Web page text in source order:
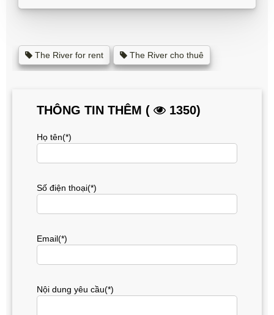
The River for rent The River cho thuê
THÔNG TIN THÊM ( 1350)
Họ tên(*)
Số điện thoại(*)
Email(*)
Nội dung yêu cầu(*)